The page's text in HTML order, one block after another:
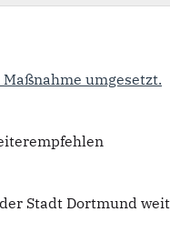
umgesetzt.
Stadt Dortmund